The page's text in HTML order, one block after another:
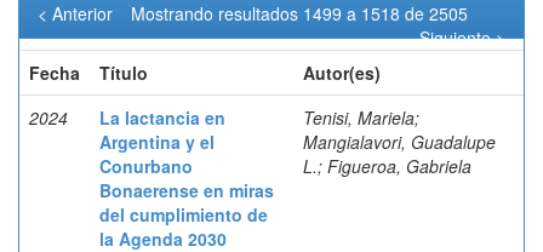
Mostrando resultados 1499 a 1518 de 2505
< Anterior
Siguiente >
Fecha
Título
Autor(es)
2024
La lactancia en
Argentina y el
Conurbano
Bonaerense en miras
del cumplimiento de
la Agenda 2030
Tenisi, Mariela;
Mangialavori, Guadalupe
L.; Figueroa, Gabriela